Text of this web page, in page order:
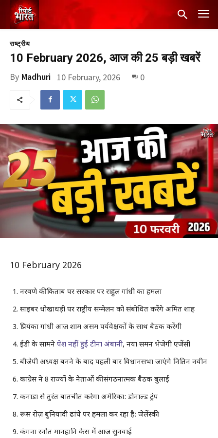
राष्ट्रीय
10 February 2026, आज की 25 बड़ी खबरें
By Madhuri 10 February, 2026 0
10 February 2026
नरवणे की किताब पर सरकार पर राहुल गांधी का हमला
साइबर धोखाधड़ी पर राष्ट्रीय सम्मेलन को संबोधित करेंगे अमित शाह
प्रियंका गांधी आज शाम असम पर्यवेक्षकों के साथ बैठक करेंगी
ईडी के सामने पेश नहीं हुईं टीना अंबानी, नया समन भेजेगी एजेंसी
बीजेपी अध्यक्ष बनने के बाद पहली बार विधानसभा जाएंगे नितिन नवीन
कांग्रेस ने 8 राज्यों के नेताओं की संगठनात्मक बैठक बुलाई
कनाडा से तुरंत बातचीत करेगा अमेरिका: डोनाल्ड ट्रंप
रूस रोज़ बुनियादी ढांचे पर हमला कर रहा है: जेलेंस्की
कंगना रनौत मानहानि केस में आज सुनवाई